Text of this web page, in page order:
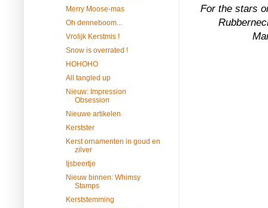
For the stars
Merry Moose-mas
Oh denneboom...
Vrolijk Kerstmis !
Snow is overrated !
HOHOHO
All tangled up
Nieuw: Impression
Obsession
Nieuwe artikelen
Kerstster
Kerst ornamenten in goud en
zilver
Ijsbeertje
Nieuw binnen: Whimsy
Stamps
Kerststemming